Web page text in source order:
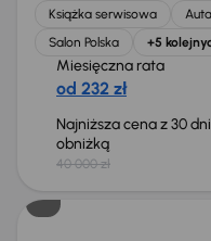
Książka serwisowa
Salon Polska
+5
Miesięczna rata
od 232 zł
Najniższa cena z 30
obniżką
40 000 zł
Taniej o 1 000 zł